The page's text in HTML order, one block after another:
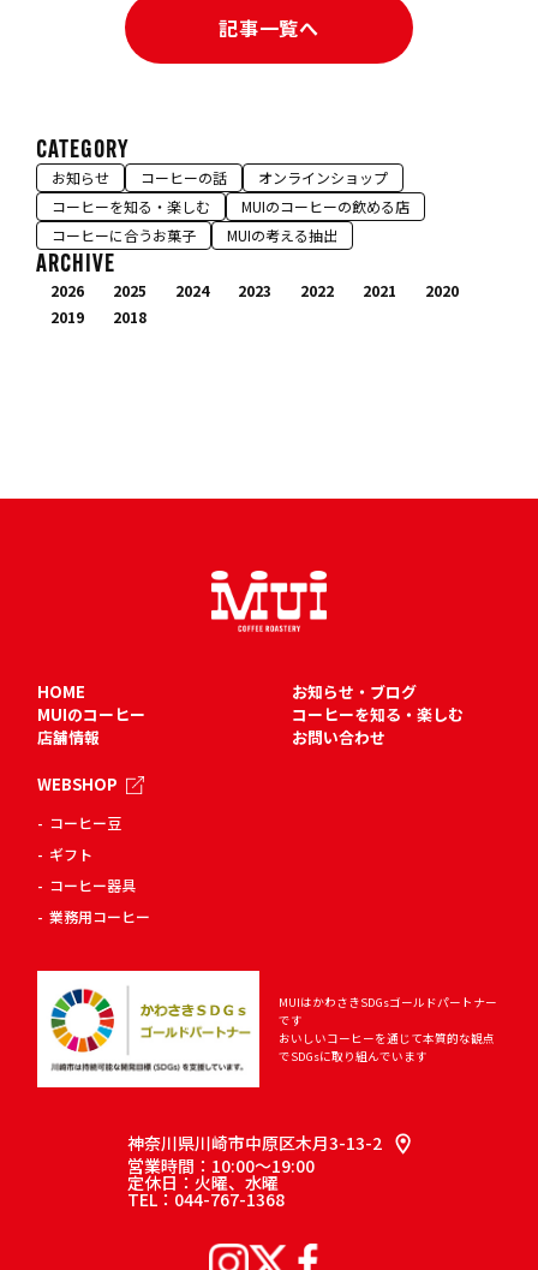
記事一覧へ
CATEGORY
お知らせ コーヒーの話
オンラインショップ
コーヒーを知る・楽しむ
MUIのコーヒーの飲める店
コーヒーに合うお菓子
MUIの考える抽出
ARCHIVE
2026 2025 2024 2023 2022 2021
2020
2019
2018
HOME
MUIのコーヒー
店舗情報
WEBSHOP
コーヒー豆
ギフト
コーヒー器具
業務用コーヒー
お知らせ・ブログ
コーヒーを知る・楽しむ
お問い合わせ
MUIはかわさきSDGsゴールドパートナー
です
おいしいコーヒーを通じて本質的な観点
でSDGsに取り組んでいます
神奈川県川崎市中原区木月3-13-2
営業時間：10:00～19:00
定休日：火曜、水曜
TEL：044-767-1368